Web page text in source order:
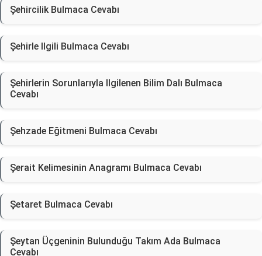
Şehircilik Bulmaca Cevabı
Şehirle Ilgili Bulmaca Cevabı
Şehirlerin Sorunlarıyla Ilgilenen Bilim Dalı Bulmaca
Cevabı
Şehzade Eğitmeni Bulmaca Cevabı
Şerait Kelimesinin Anagramı Bulmaca Cevabı
Şetaret Bulmaca Cevabı
Şeytan Üçgeninin Bulunduğu Takım Ada Bulmaca
Cevabı